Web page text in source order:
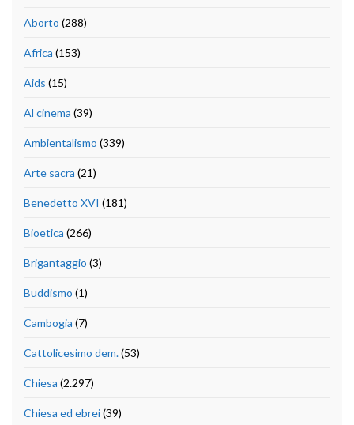
Aborto (288)
Africa (153)
Aids (15)
Al cinema (39)
Ambientalismo (339)
Arte sacra (21)
Benedetto XVI (181)
Bioetica (266)
Brigantaggio (3)
Buddismo (1)
Cambogia (7)
Cattolicesimo dem.(53)
Chiesa (2.297)
Chiesa ed ebrei(39)